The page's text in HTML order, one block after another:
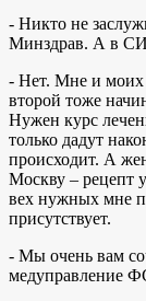
- Никто не
Минздрав. А в
- Нет. Мне и моих
второй тоже
Нужен курс
только дадут
происходит. А
Москву – рецепт
вех нужных мне
присутствует.
- Мы очень вам
медуправление